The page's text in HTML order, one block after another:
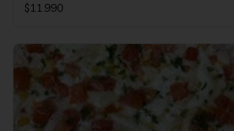
$11.990